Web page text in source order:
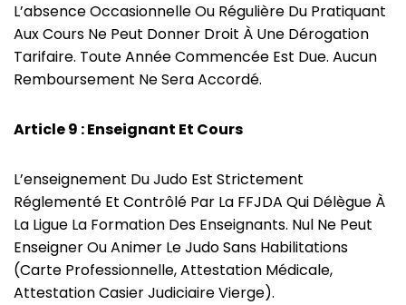
L’absence Occasionnelle Ou Régulière Du Pratiquant
Aux Cours Ne Peut Donner Droit À Une Dérogation
Tarifaire. Toute Année Commencée Est Due. Aucun
Remboursement Ne Sera Accordé.
Article 9 : Enseignant Et Cours
L’enseignement Du Judo Est Strictement
Réglementé Et Contrôlé Par La FFJDA Qui Délègue À
La Ligue La Formation Des Enseignants. Nul Ne Peut
Enseigner Ou Animer Le Judo Sans Habilitations
(carte Professionnelle, Attestation Médicale,
Attestation Casier Judiciaire Vierge).